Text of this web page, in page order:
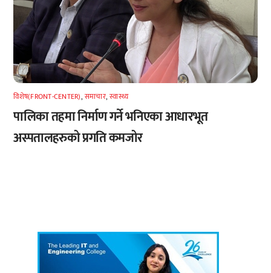
विशेष(FRONT-CENTER),समाचार,स्वास्थ्य
पालिका तहमा निर्माण गर्ने भनिएका आधारभूत
अस्पतालहरुको प्रगति कमजोर